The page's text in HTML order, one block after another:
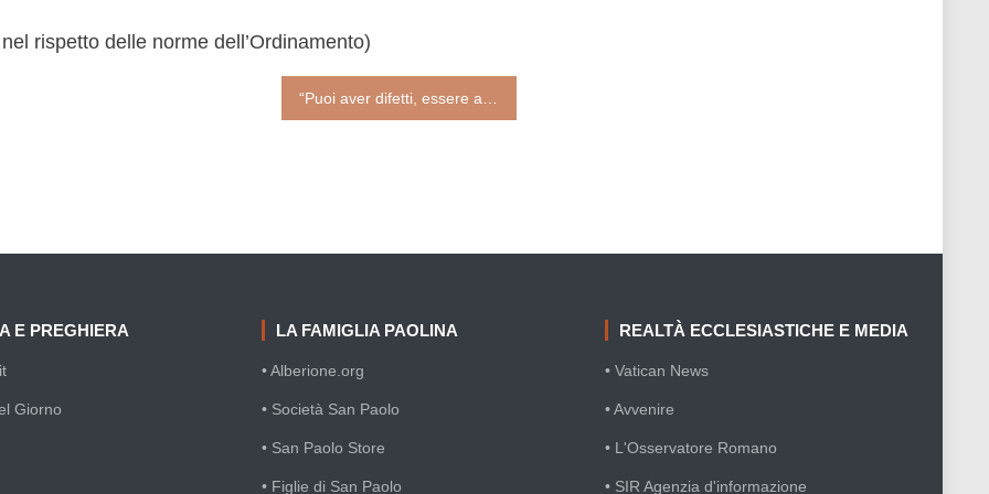
rispetto delle norme dell’Ordinamento)
E PREGHIERA
Giorno
LA FAMIGLIA PAOLINA
• Alberione.org
• Società San Paolo
• San Paolo Store
• Figlie di San Paolo
REALTÀ ECCLESIASTICHE E MEDIA
• Vatican News
• Avvenire
• L'Osservatore Romano
• SIR Agenzia d'informazione